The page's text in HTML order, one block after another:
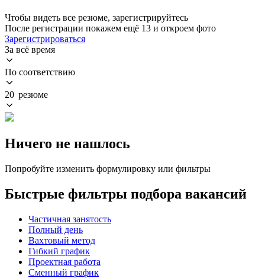
Чтобы видеть все резюме, зарегистрируйтесь
После регистрации покажем ещё 13 и откроем фото
Зарегистрироваться
За всё время
По соответствию
20 резюме
Ничего не нашлось
Попробуйте изменить формулировку или фильтры
Быстрые фильтры подбора вакансий
Частичная занятость
Полный день
Вахтовый метод
Гибкий график
Проектная работа
Сменный график